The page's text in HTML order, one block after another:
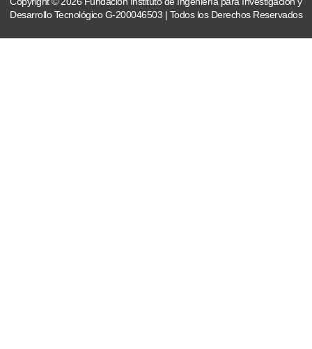
Desarrollo Tecnológico G-200046503 | Todos los Derechos Reservados